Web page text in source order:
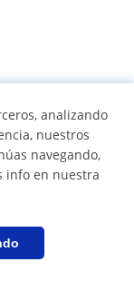
analizando
nuestros
navegando,
info en nuestra